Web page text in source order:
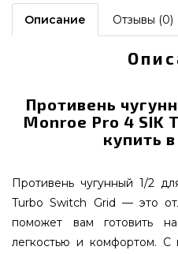
Описание Отзывы (0)
Противень
Monroe Pro 4 SIK
купить
Противень чугунный 1/2
Turbo Switch Grid — это
поможет вам готовить
легкостью и комфортом. С